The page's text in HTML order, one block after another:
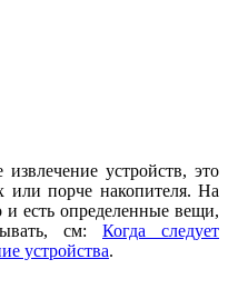
извлечение устройств, это
или порче накопителя. На
и есть определенные вещи,
см: Когда следует
устройства.